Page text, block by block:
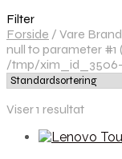
Filter
Forside / Vare Brand
null to parameter #1
/tmp/xim_id_3506-
Viser 1 resultat